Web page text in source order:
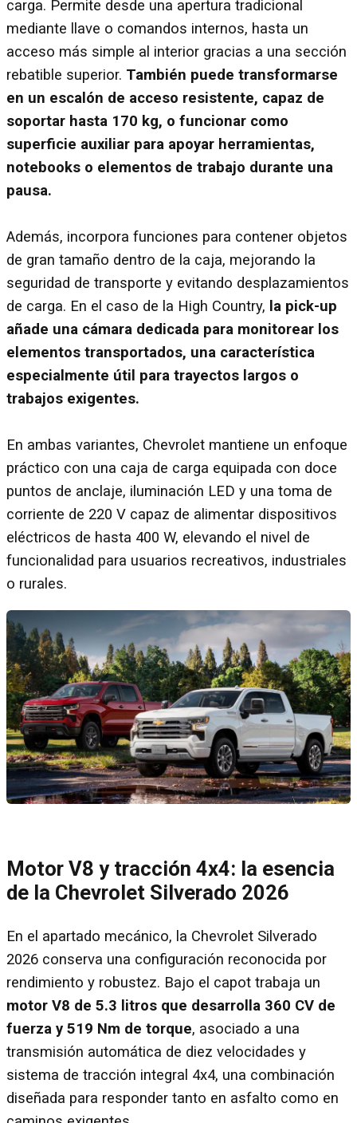
carga. Permite desde una apertura tradicional
mediante llave o comandos internos, hasta un
acceso más simple al interior gracias a una sección
rebatible superior. También puede transformarse
en un escalón de acceso resistente, capaz de
soportar hasta 170 kg, o funcionar como
superficie auxiliar para apoyar herramientas,
notebooks o elementos de trabajo durante una
pausa.
Además, incorpora funciones para contener objetos
de gran tamaño dentro de la caja, mejorando la
seguridad de transporte y evitando desplazamientos
de carga. En el caso de la High Country, la pick-up
añade una cámara dedicada para monitorear los
elementos transportados, una característica
especialmente útil para trayectos largos o
trabajos exigentes.
En ambas variantes, Chevrolet mantiene un enfoque
práctico con una caja de carga equipada con doce
puntos de anclaje, iluminación LED y una toma de
corriente de 220 V capaz de alimentar dispositivos
eléctricos de hasta 400 W, elevando el nivel de
funcionalidad para usuarios recreativos, industriales
o rurales.
Motor V8 y tracción 4x4: la esencia
de la Chevrolet Silverado 2026
En el apartado mecánico, la Chevrolet Silverado
2026 conserva una configuración reconocida por
rendimiento y robustez. Bajo el capot trabaja un
motor V8 de 5.3 litros que desarrolla 360 CV de
fuerza y 519 Nm de torque, asociado a una
transmisión automática de diez velocidades y
sistema de tracción integral 4x4, una combinación
diseñada para responder tanto en asfalto como en